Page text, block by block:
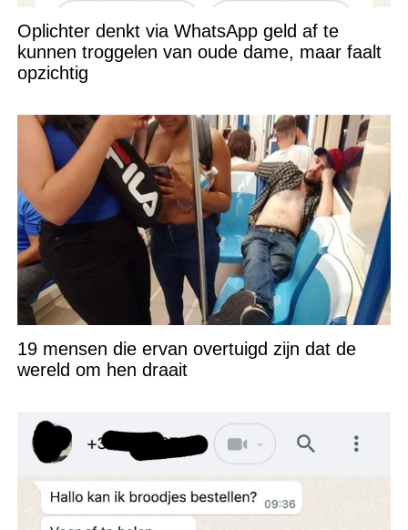
Oplichter denkt via WhatsApp geld af te
kunnen troggelen van oude dame, maar faalt
opzichtig
19 mensen die ervan overtuigd zijn dat de
wereld om hen draait